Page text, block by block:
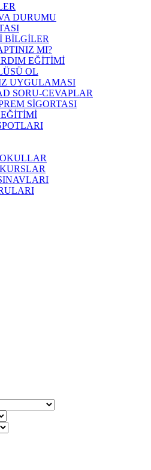
DURUMU
BİLGİLER
MI?
EĞİTİMİ
OL
UYGULAMASI
SORU-CEVAPLAR
SİGORTASI